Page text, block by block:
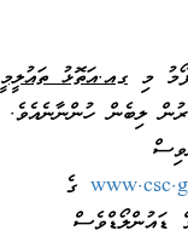
މި ގއ.އަތޮޅު ތައުލީމީ
ލިބެން ހުންނާނެއެވެ.
ގެ
ޑައުންލޯޑްވެސް